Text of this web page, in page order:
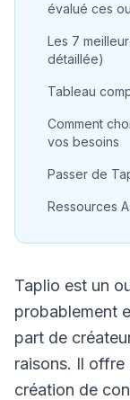
évalué ces
Les 7
détaillée)
Tableau
Comment
vos besoins
Passer de
Ressources
Taplio est un
probablement
part de
raisons. Il
création de